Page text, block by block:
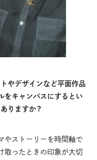
やデザインなど平面作品
をキャンバスにするとい
りますか？
やストーリーを時間軸で
取ったときの印象が大切